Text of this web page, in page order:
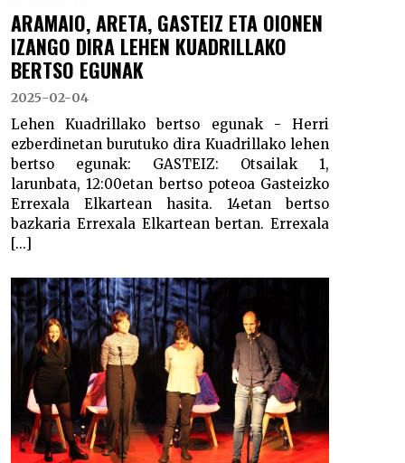
ARAMAIO, ARETA, GASTEIZ ETA OIONEN
IZANGO DIRA LEHEN KUADRILLAKO
BERTSO EGUNAK
2025-02-04
Lehen Kuadrillako bertso egunak - Herri
ezberdinetan burutuko dira Kuadrillako lehen
bertso egunak: GASTEIZ: Otsailak 1,
larunbata, 12:00etan bertso poteoa Gasteizko
Errexala Elkartean hasita. 14etan bertso
bazkaria Errexala Elkartean bertan. Errexala
[...]